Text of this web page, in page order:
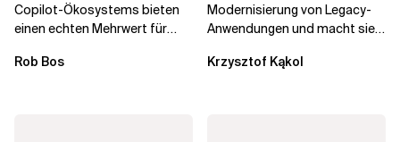
Copilot-Ökosystems bieten
einen echten Mehrwert für
aber auch die...
Rob Bos
Modernisierung von Legacy-
Anwendungen und macht sie
Durch die Automatisierung...
Krzysztof Kąkol